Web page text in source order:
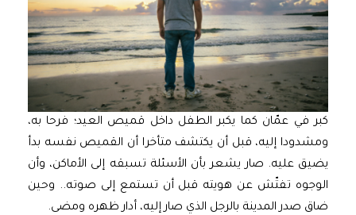
كبر في عمّان كما يكبر الطفل داخل قميص العيد؛ فرحا به،
ومشدودا إليه، قبل أن يكتشف متأخرا أن القميص نفسه بدأ
يضيق عليه. صار يشعر بأن الأسئلة تسبقه إلى الأماكن، وأن
الوجوه تفتّش عن هويته قبل أن تستمع إلى صوته.. وحين
ضاق صدر المدينة بالرجل الذي صار إليه، أدار ظهره ومضى.